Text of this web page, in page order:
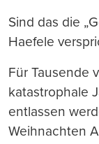
Sind das die
Haefele
Für Tausende
katastrophale
entlassen
Weihnachten